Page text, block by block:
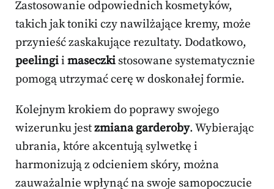
Zastosowanie odpowiednich kosmetyków,
takich jak toniki czy nawilżające kremy, może
przynieść zaskakujące rezultaty. Dodatkowo,
peelingii maseczki stosowane systematycznie
pomogą utrzymać cerę w doskonałej formie.
Kolejnym krokiem do poprawy swojego
wizerunku jestzmiana garderoby. Wybierając
ubrania, które akcentują sylwetkę i
harmonizują z odcieniem skóry, można
zauważalnie wpłynąć na swoje samopoczucie